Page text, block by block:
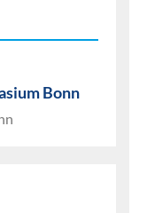
Bonn